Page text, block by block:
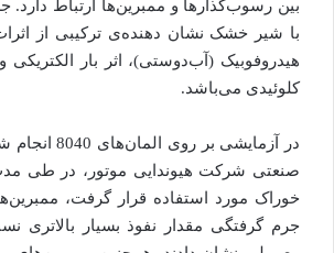
بین رسوب‌گذارها و ممبرین‌ها ارتباط دارد.
با شیر خشک نشان دهنده‌ی ترکیبی از
هیدروفوبیک (آب‌دوستی)، اثر بار
کلوئیدی می‌باشد.
در آزمایشی بر
خوراک مورد استفاده قرار گرفت،
جرم گرفتگی مقدار نفوذ بسیار بالاتری